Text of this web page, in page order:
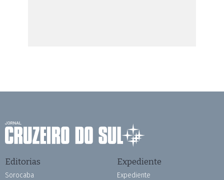
Editorias
Sorocaba
Expediente
Expediente